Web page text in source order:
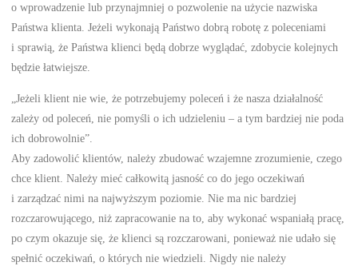
o wprowadzenie lub przynajmniej o pozwolenie na użycie nazwiska
Państwa klienta. Jeżeli wykonają Państwo dobrą robotę z poleceniami
i sprawią, że Państwa klienci będą dobrze wyglądać, zdobycie kolejnych
będzie łatwiejsze.
„Jeżeli klient nie wie, że potrzebujemy poleceń i że nasza działalność
zależy od poleceń, nie pomyśli o ich udzieleniu – a tym bardziej nie poda
ich dobrowolnie”.
Aby zadowolić klientów, należy zbudować wzajemne zrozumienie, czego
chce klient. Należy mieć całkowitą jasność co do jego oczekiwań
i zarządzać nimi na najwyższym poziomie. Nie ma nic bardziej
rozczarowującego, niż zapracowanie na to, aby wykonać wspaniałą pracę,
po czym okazuje się, że klienci są rozczarowani, ponieważ nie udało się
spełnić oczekiwań, o których nie wiedzieli. Nigdy nie należy